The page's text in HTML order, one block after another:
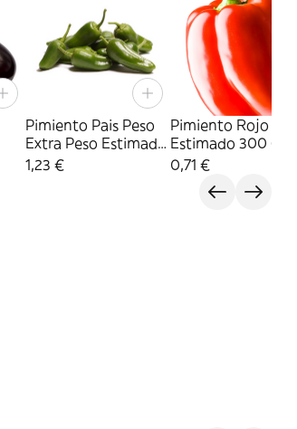
Pimiento Pais Peso
Extra Peso Estimado
350 Gr.
1,23 €
Pimiento Rojo Peso
Estimado 300 Gr.
0,71 €